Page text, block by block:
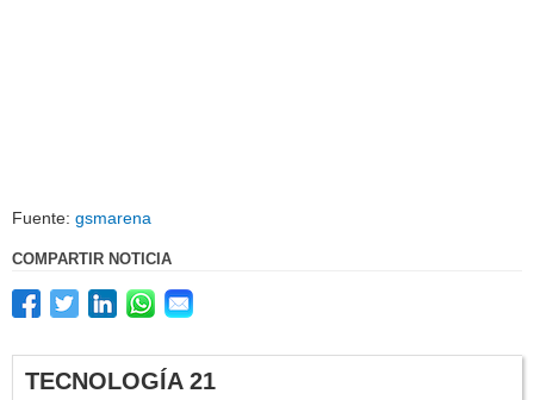
Fuente: gsmarena
COMPARTIR NOTICIA
TECNOLOGÍA 21